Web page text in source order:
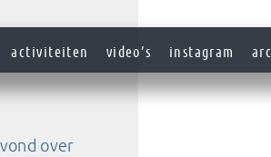
activiteiten video’s instagram
over